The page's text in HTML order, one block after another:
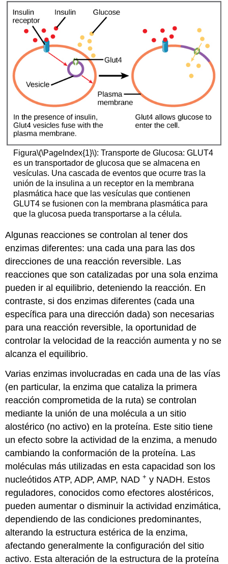
Figura\(\PageIndex{1}\): Transporte de Glucosa: GLUT4
es un transportador de glucosa que se almacena en
vesículas. Una cascada de eventos que ocurre tras la
unión de la insulina a un receptor en la membrana
plasmática hace que las vesículas que contienen
GLUT4 se fusionen con la membrana plasmática para
que la glucosa pueda transportarse a la célula.
Algunas reacciones se controlan al tener dos
enzimas diferentes: una cada una para las dos
direcciones de una reacción reversible. Las
reacciones que son catalizadas por una sola enzima
pueden ir al equilibrio, deteniendo la reacción. En
contraste, si dos enzimas diferentes (cada una
específica para una dirección dada) son necesarias
para una reacción reversible, la oportunidad de
controlar la velocidad de la reacción aumenta y no se
alcanza el equilibrio.
Varias enzimas involucradas en cada una de las vías
(en particular, la enzima que cataliza la primera
reacción comprometida de la ruta) se controlan
mediante la unión de una molécula a un sitio
alostérico (no activo) en la proteína. Este sitio tiene
un efecto sobre la actividad de la enzima, a menudo
cambiando la conformación de la proteína. Las
moléculas más utilizadas en esta capacidad son los
nucleótidos ATP, ADP, AMP, NAD+ y NADH. Estos
reguladores, conocidos como efectores alostéricos,
pueden aumentar o disminuir la actividad enzimática,
dependiendo de las condiciones predominantes,
alterando la estructura estérica de la enzima,
afectando generalmente la configuración del sitio
activo. Esta alteración de la estructura de la proteína